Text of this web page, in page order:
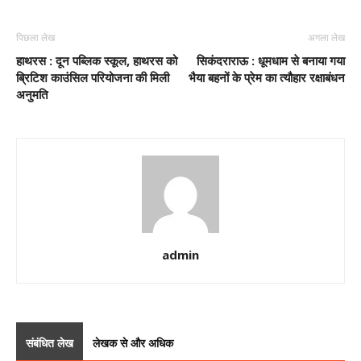
पिछला लेख
हाथरस : दून पब्लिक स्कूल, हाथरस को
ब्रिटिश काउंसिल परियोजना की मिली
अनुमति
अगला लेख
सिकंदराराऊ : धूमधाम से बनाया गया
भैया बहनों के प्रेम का त्यौहार रक्षाबंधन
admin
संबंधित लेख लेखक से और अधिक